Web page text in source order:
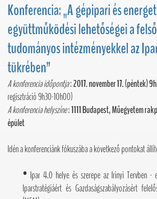
Konferencia: „A gépipari és
együttműködési lehetőségei a
tudományos intézményekkel az
tükrében”
A konferencia időpontja:2017. november 17. (péntek)
regisztráció 9h30-10h00)
A konferencia helyszíne:1111 Budapest, Műegyetem
épület
Idén a konferenciánk fókuszába a következő pontokat
• Ipar 4.0 helye és szerepe az Irinyi Tervben -
Iparstratégiáért és Gazdaságszabályozásért